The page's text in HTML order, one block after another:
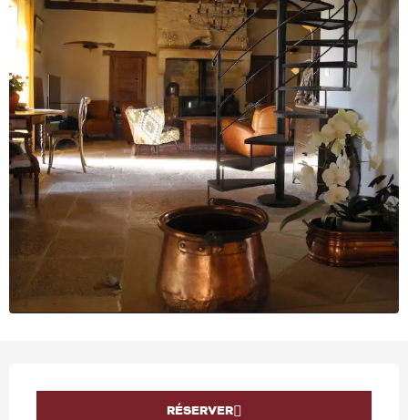
OUVERTURE ET
RÉSERVER